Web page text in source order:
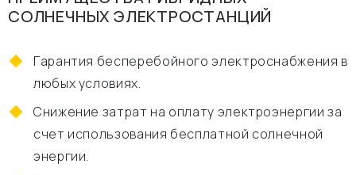
СОЛНЕЧНЫХ ЭЛЕКТРОСТАНЦИЙ
Гарантия бесперебойного электроснабжения в
любых условиях.
Снижение затрат на оплату электроэнергии за
счет использования бесплатной солнечной
энергии.